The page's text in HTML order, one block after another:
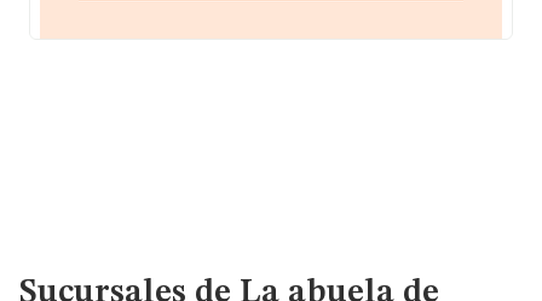
Sucursales de La abuela de